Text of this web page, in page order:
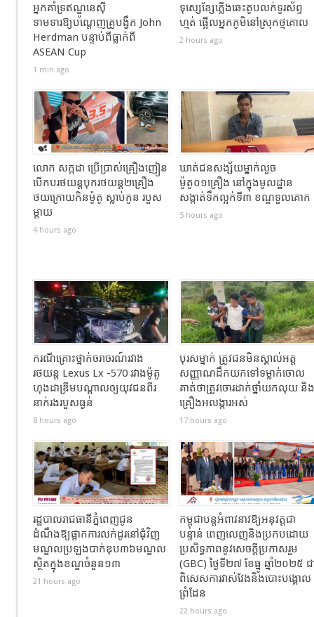
អ្នកគាំទ្រឥណ្ឌូនេស៊ី
ទាមទារឱ្យបណ្តេញគ្រូបង្វឹក John
Herdman បន្ទាប់ពីធ្លាក់ពី
ASEAN Cup
1 min ago
ទុស្សេខ្សែភ្លើងឆេះតូបលក់ទូរស័ព្ទ
ហ្មត់ ផ្អើលអ្នកភូមិនៅស្រុកថ្មគោល
2 hours ago
លោក សក្កដា ប្រើប្រាស់គ្រឿងញៀន
បើកបរថយន្តបុករថយន្ត២គ្រឿង
ថយក្រោយកិនម៉ូតូ ស្លាប់កូន របួស
ម្ដាយ
4 hours ago
ឃាត់ជនសង្ស័យម្នាក់លួច
ម៉ូតូ០១គ្រឿង នៅក្នុងមូលដ្ឋាន
សង្កាត់ទឹកល្អក់ទី៣ ខណ្ឌទួលគោក
5 hours ago
ករណីគ្រោះថ្នាក់ចរាចរណ៍រវាង
រថយន្ត Lexus Lx -570 រវាងម៉ូតូ
ហុងដាឌ្រីមបណ្ដាលឲ្យយុវជនពីរ
នាក់រងរបួសធ្ងន់
8 hours ago
បុរសម្នាក់ ត្រូវជនមិនស្គាល់អត្ត
សញ្ញាណដឹកយកទៅទម្លាក់ចោល
គាត់ថាត្រូវចោរដាក់ថ្នាំយកលុយ និង
គ្រឿងអលង្ការអស់
17 hours ago
រដ្ឋបាលរាជធានីភ្នំពេញជូន
ដំណឹងឱ្យផ្អាកការលក់ដូរនៅជុំវិញ
មណ្ឌលប្រឡងបាក់ឌុប៣៦មណ្ឌល
ស្ថិតក្នុងខណ្ឌចំនួន១៣
21 hours ago
កម្ពុជាបន្តអំពាវនាវឱ្យអនុវត្តជា
បន្ទាន់ ពេញលេញនិងប្រកបដោយ
ប្រសិទ្ធភាពនូវសេចក្តីប្រកាសរួម
(GBC) ថ្ងៃទី២៧ ខែធ្នូ ឆ្នាំ២០២៥ ជ
ពិសេសការវាស់វែងនិងបោះបង្គោល
ព្រំដែន
22 hours ago